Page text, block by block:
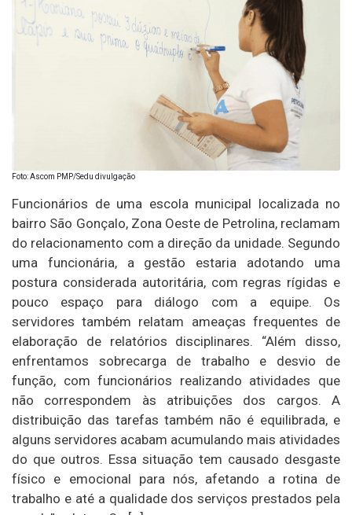
Foto: Ascom PMP/Sedu divulgação
Funcionários de uma escola municipal localizada no
bairro São Gonçalo, Zona Oeste de Petrolina, reclamam
do relacionamento com a direção da unidade. Segundo
uma funcionária, a gestão estaria adotando uma
postura considerada autoritária, com regras rígidas e
pouco espaço para diálogo com a equipe. Os
servidores também relatam ameaças frequentes de
elaboração de relatórios disciplinares. “Além disso,
enfrentamos sobrecarga de trabalho e desvio de
função, com funcionários realizando atividades que
não correspondem às atribuições dos cargos. A
distribuição das tarefas também não é equilibrada, e
alguns servidores acabam acumulando mais atividades
do que outros. Essa situação tem causado desgaste
físico e emocional para nós, afetando a rotina de
trabalho e até a qualidade dos serviços prestados pela